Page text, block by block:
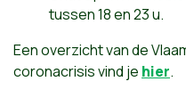
tussen 18 en 23 u.
Een overzicht van de
coronacrisis vind je hier.